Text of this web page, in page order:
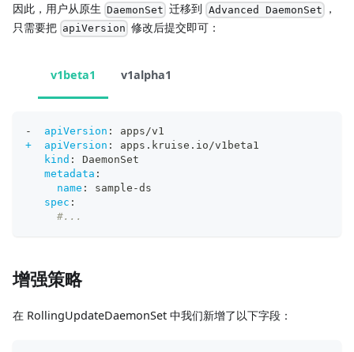
因此，用户从原生 DaemonSet 迁移到 Advanced DaemonSet ，
只需要把 apiVersion 修改后提交即可：
v1beta1 v1alpha1
- apiVersion :
apps/v1
+  apiVersion :
apps.kruise.io/v1beta1
kind :
DaemonSet
metadata :
name : sample -ds
spec :
#...
增强策略
在 RollingUpdateDaemonSet 中我们新增了以下字段：